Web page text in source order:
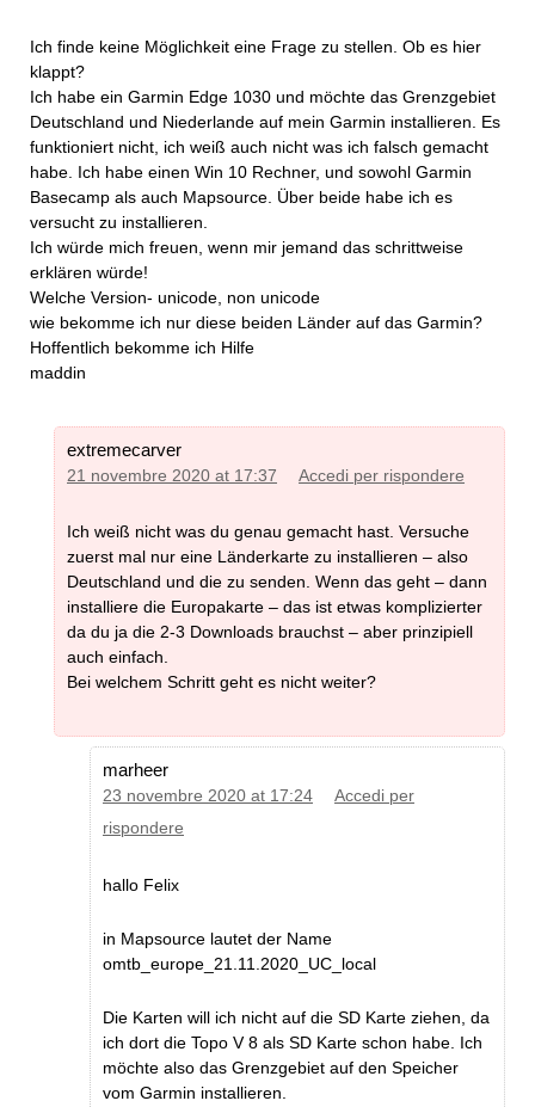
Ich finde keine Möglichkeit eine Frage zu stellen. Ob es hier
klappt?
Ich habe ein Garmin Edge 1030 und möchte das Grenzgebiet
Deutschland und Niederlande auf mein Garmin installieren. Es
funktioniert nicht, ich weiß auch nicht was ich falsch gemacht
habe. Ich habe einen Win 10 Rechner, und sowohl Garmin
Basecamp als auch Mapsource. Über beide habe ich es
versucht zu installieren.
Ich würde mich freuen, wenn mir jemand das schrittweise
erklären würde!
Welche Version- unicode, non unicode
wie bekomme ich nur diese beiden Länder auf das Garmin?
Hoffentlich bekomme ich Hilfe
maddin
extremecarver
21 novembre 2020 at 17:37 Accedi per rispondere
Ich weiß nicht was du genau gemacht hast. Versuche
zuerst mal nur eine Länderkarte zu installieren – also
Deutschland und die zu senden. Wenn das geht – dann
installiere die Europakarte – das ist etwas komplizierter
da du ja die 2-3 Downloads brauchst – aber prinzipiell
auch einfach.
Bei welchem Schritt geht es nicht weiter?
marheer
23 novembre 2020 at 17:24
Accedi per
rispondere
hallo Felix
in Mapsource lautet der Name
omtb_europe_21.11.2020_UC_local
Die Karten will ich nicht auf die SD Karte ziehen, da
ich dort die Topo V 8 als SD Karte schon habe. Ich
möchte also das Grenzgebiet auf den Speicher
vom Garmin installieren.